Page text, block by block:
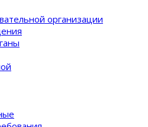
организации